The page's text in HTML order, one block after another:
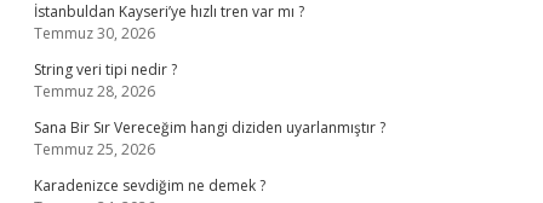
İstanbuldan Kayseri’ye hızlı tren var mı ?
Temmuz 30, 2026
String veri tipi nedir ?
Temmuz 28, 2026
Sana Bir Sır Vereceğim hangi diziden uyarlanmıştır ?
Temmuz 25, 2026
Karadenizce sevdiğim ne demek ?